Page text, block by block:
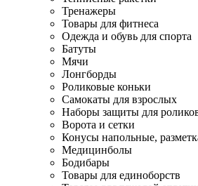
Тренажеры
Товары для фитнеса
Одежда и обувь для спорта
Батуты
Мячи
Лонгборды
Роликовые коньки
Самокаты для взрослых
Наборы защиты для
Ворота и сетки
Конусы напольные,
Медицинболы
Бодибары
Товары для единоборств